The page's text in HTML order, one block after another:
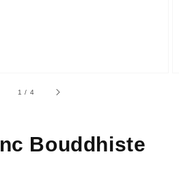
1 / sur
4
Bouddhiste